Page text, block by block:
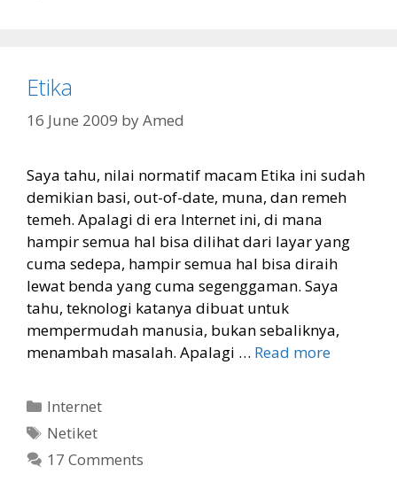
Etika
16 June 2009 byAmed
Saya tahu, nilai normatif macam Etika ini sudah
demikian basi, out-of-date, muna, dan remeh
temeh. Apalagi di era Internet ini, di mana
hampir semua hal bisa dilihat dari layar yang
cuma sedepa, hampir semua hal bisa diraih
lewat benda yang cuma segenggaman. Saya
tahu, teknologi katanya dibuat untuk
mempermudah manusia, bukan sebaliknya,
menambah masalah. Apalagi … Read more
Categories
Internet
Tags
Netiket
17 Comments